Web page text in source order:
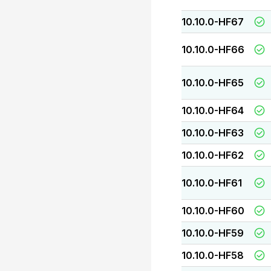
10.10.0-HF67
10.10.0-HF66
10.10.0-HF65
10.10.0-HF64
10.10.0-HF63
10.10.0-HF62
10.10.0-HF61
10.10.0-HF60
10.10.0-HF59
10.10.0-HF58